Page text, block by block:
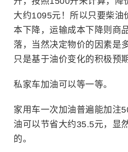
大约1095元！所以只要柴油
本下降，运输成本下降则商
落，当然决定物价的因素是
只是基于油价变化的积极预期
私家车加油可以等一等。
家用车一次加油普遍能加注
油可以节省大约35.5元，显
的。